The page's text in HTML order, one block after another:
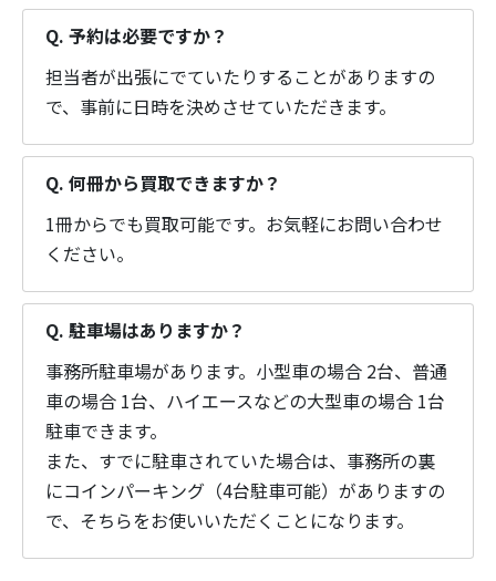
Q. 予約は必要ですか？
担当者が出張にでていたりすることがありますの
で、事前に日時を決めさせていただきます。
Q. 何冊から買取できますか？
1冊からでも買取可能です。お気軽にお問い合わせ
ください。
Q. 駐車場はありますか？
事務所駐車場があります。小型車の場合 2台、普通
車の場合 1台、ハイエースなどの大型車の場合 1台
駐車できます。
また、すでに駐車されていた場合は、事務所の裏
にコインパーキング（4台駐車可能）がありますの
で、そちらをお使いいただくことになります。